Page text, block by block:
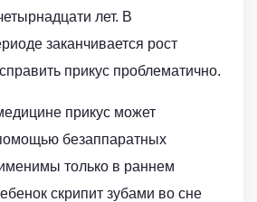
лет. В
заканчивается рост
прикус проблематично.
прикус может
безаппаратных
только в раннем
скрипит зубами во сне